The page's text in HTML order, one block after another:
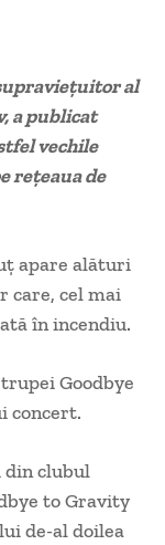
al
a publicat
vechile
reţeaua de
apare alături
care, cel mai
în incendiu.
Goodbye
concert.
clubul
to Gravity
de-al doilea